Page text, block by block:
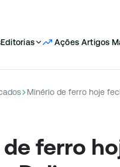
Editorias Ações Artigos
ferro